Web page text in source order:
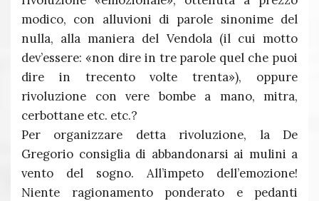
modico, con alluvioni di parole sinonime del
nulla, alla maniera del Vendola (il cui motto
dev’essere: «non dire in tre parole quel che puoi
dire in trecento volte trenta»), oppure
rivoluzione con vere bombe a mano, mitra,
cerbottane etc. etc.?
Per organizzare detta rivoluzione, la De
Gregorio consiglia di abbandonarsi ai mulini a
vento del sogno. All’impeto dell’emozione!
Niente ragionamento ponderato e pedanti